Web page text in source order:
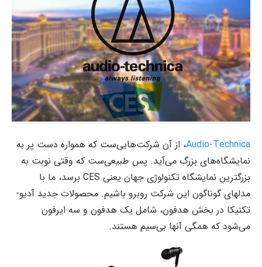
Audio-Technica، از آن شرکت‌هایی‌ست که همواره دست پر به
نمایشگاه‌های بزرگ می‌آید. پس طبیعی‌ست که وقتی نوبت به
بزرگترین نمایشگاه تکنولوژی جهان یعنی CES برسد، ما با
مدلهای گوناگون این شرکت روبرو باشیم. محصولات جدید آدیو-
تکنیکا در بخش هدفون، شامل یک هدفون و سه ایرفون
می‌شود که همگی آنها بی‌سیم هستند.